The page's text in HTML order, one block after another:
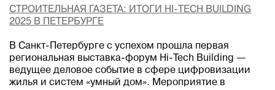
СТРОИТЕЛЬНАЯ ГАЗЕТА: ИТОГИ HI-TECH BUILDING
2025 В ПЕТЕРБУРГЕ
В Санкт-Петербурге с успехом прошла первая
региональная выставка-форум Hi-Tech Building —
ведущее деловое событие в сфере цифровизации
жилья и систем «умный дом». Мероприятие в